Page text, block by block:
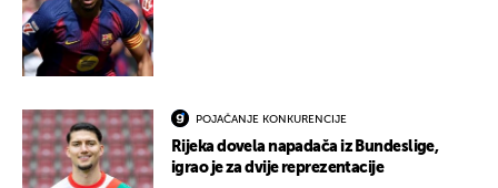
POJAČANJE KONKURENCIJE
Rijeka dovela napadača iz Bundeslige,
igrao je za dvije reprezentacije